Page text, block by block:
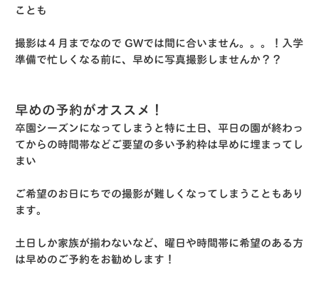
ことも
撮影は４月までなので GWでは間に合いません。。。！入学
準備で忙しくなる前に、早めに写真撮影しませんか？？
早めの予約がオススメ！
卒園シーズンになってしまうと特に土日、平日の園が終わっ
てからの時間帯などご要望の多い予約枠は早めに埋まってし
まい
ご希望のお日にちでの撮影が難しくなってしまうこともあり
ます。
土日しか家族が揃わないなど、曜日や時間帯に希望のある方
は早めのご予約をお勧めします！